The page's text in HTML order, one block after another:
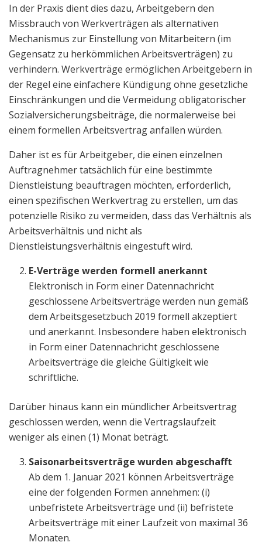
In der Praxis dient dies dazu, Arbeitgebern den
Missbrauch von Werkverträgen als alternativen
Mechanismus zur Einstellung von Mitarbeitern (im
Gegensatz zu herkömmlichen Arbeitsverträgen) zu
verhindern. Werkverträge ermöglichen Arbeitgebern in
der Regel eine einfachere Kündigung ohne gesetzliche
Einschränkungen und die Vermeidung obligatorischer
Sozialversicherungsbeiträge, die normalerweise bei
einem formellen Arbeitsvertrag anfallen würden.
Daher ist es für Arbeitgeber, die einen einzelnen
Auftragnehmer tatsächlich für eine bestimmte
Dienstleistung beauftragen möchten, erforderlich,
einen spezifischen Werkvertrag zu erstellen, um das
potenzielle Risiko zu vermeiden, dass das Verhältnis als
Arbeitsverhältnis und nicht als
Dienstleistungsverhältnis eingestuft wird.
E-Verträge werden formell anerkannt
Elektronisch in Form einer Datennachricht
geschlossene Arbeitsverträge werden nun gemäß
dem Arbeitsgesetzbuch 2019 formell akzeptiert
und anerkannt. Insbesondere haben elektronisch
in Form einer Datennachricht geschlossene
Arbeitsverträge die gleiche Gültigkeit wie
schriftliche.
Darüber hinaus kann ein mündlicher Arbeitsvertrag
geschlossen werden, wenn die Vertragslaufzeit
weniger als einen (1) Monat beträgt.
Saisonarbeitsverträge wurden abgeschafft
Ab dem 1. Januar 2021 können Arbeitsverträge
eine der folgenden Formen annehmen: (i)
unbefristete Arbeitsverträge und (ii) befristete
Arbeitsverträge mit einer Laufzeit von maximal 36
Monaten.